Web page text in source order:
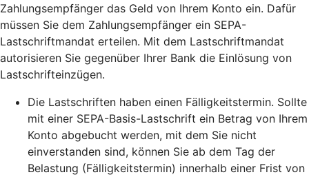
Zahlungsempfänger das Geld von Ihrem Konto ein. Dafür
müssen Sie dem Zahlungsempfänger ein SEPA-
Lastschriftmandat erteilen. Mit dem Lastschriftmandat
autorisieren Sie gegenüber Ihrer Bank die Einlösung von
Lastschrifteinzügen.
Die Lastschriften haben einen Fälligkeitstermin. Sollte
mit einer SEPA-Basis-Lastschrift ein Betrag von Ihrem
Konto abgebucht werden, mit dem Sie nicht
einverstanden sind, können Sie ab dem Tag der
Belastung (Fälligkeitstermin) innerhalb einer Frist von